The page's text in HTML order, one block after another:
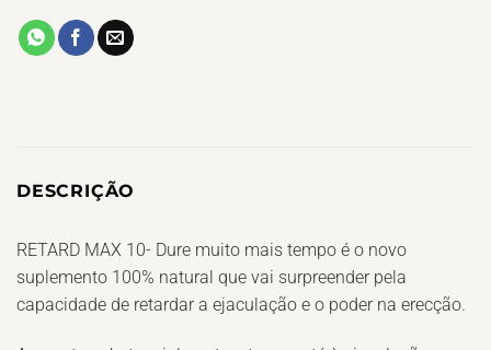
DESCRIÇÃO
RETARD MAX 10- Dure muito mais tempo é o novo
suplemento 100% natural que vai surpreender pela
capacidade de retardar a ejaculação e o poder na erecção.